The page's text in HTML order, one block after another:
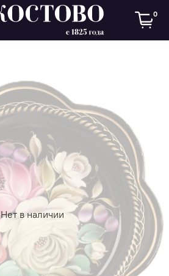
0
Нет в наличии